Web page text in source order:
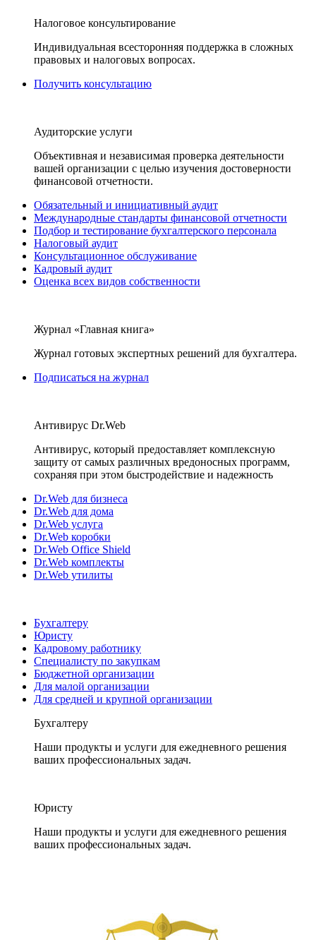
Налоговое консультирование
Индивидуальная всесторонняя поддержка в сложных
правовых и налоговых вопросах.
Получить консультацию
Аудиторские услуги
Объективная и независимая проверка деятельности
вашей организации с целью изучения достоверности
финансовой отчетности.
Обязательный и инициативный аудит
Международные стандарты финансовой отчетности
Подбор и тестирование бухгалтерского персонала
Налоговый аудит
Консультационное обслуживание
Кадровый аудит
Оценка всех видов собственности
Журнал «Главная книга»
Журнал готовых экспертных решений для бухгалтера.
Подписаться на журнал
Антивирус Dr.Web
Антивирус, который предоставляет комплексную
защиту от самых различных вредоносных программ,
сохраняя при этом быстродействие и надежность
Dr.Web для бизнеса
Dr.Web для дома
Dr.Web услуга
Dr.Web коробки
Dr.Web Office Shield
Dr.Web комплекты
Dr.Web утилиты
Бухгалтеру
Юристу
Кадровому работнику
Специалисту по закупкам
Бюджетной организации
Для малой организации
Для средней и крупной организации
Бухгалтеру
Наши продукты и услуги для ежедневного решения
ваших профессиональных задач.
Юристу
Наши продукты и услуги для ежедневного решения
ваших профессиональных задач.